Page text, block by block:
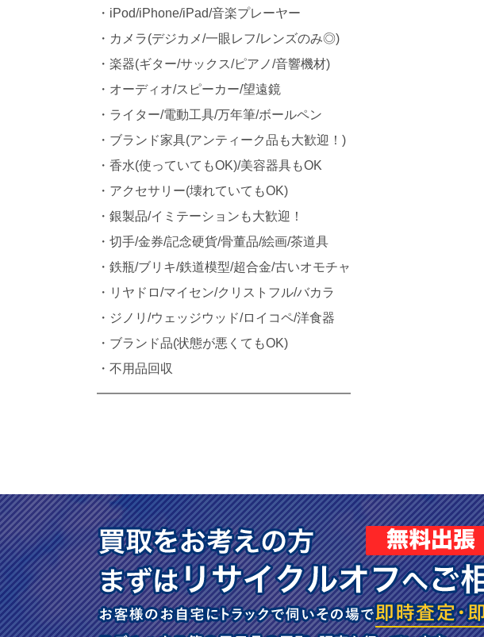
・iPod/iPhone/iPad/音楽プレーヤー
・カメラ(デジカメ/一眼レフ/レンズのみ◎)
・楽器(ギター/サックス/ピアノ/音響機材)
・オーディオ/スピーカー/望遠鏡
・ライター/電動工具/万年筆/ボールペン
・ブランド家具(アンティーク品も大歓迎！)
・香水(使っていてもOK)/美容器具もOK
・アクセサリー(壊れていてもOK)
・銀製品/イミテーションも大歓迎！
・切手/金券/記念硬貨/骨董品/絵画/茶道具
・鉄瓶/ブリキ/鉄道模型/超合金/古いオモチャ
・リヤドロ/マイセン/クリストフル/バカラ
・ジノリ/ウェッジウッド/ロイコペ/洋食器
・ブランド品(状態が悪くてもOK)
・不用品回収
━━━━━━━━━━━━━━━━━━━━